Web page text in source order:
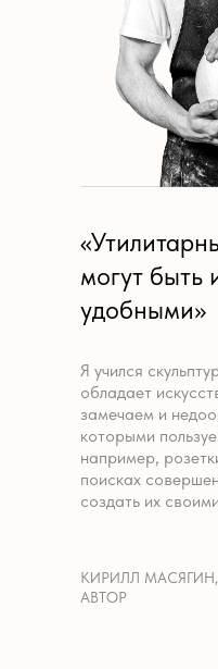
могут быть
удобными»
Я учился
обладает
замечаем и
которыми
например,
поисках
создать их
КИРИЛЛ МАСЯГИН,
АВТОР